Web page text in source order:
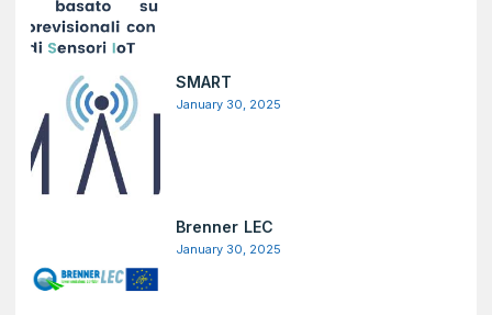
SMART
January 30, 2025
Brenner LEC
January 30, 2025